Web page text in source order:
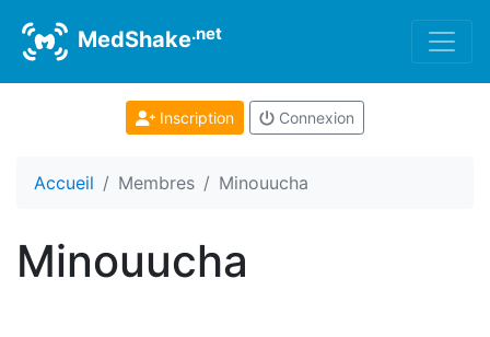
MedShake.net
Inscription Connexion
Accueil Membres Minouucha
Minouucha